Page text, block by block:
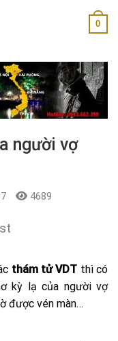
0
người vợ
4689
thám tử VDT thì có
kỳ lạ của người vợ
được vén màn…